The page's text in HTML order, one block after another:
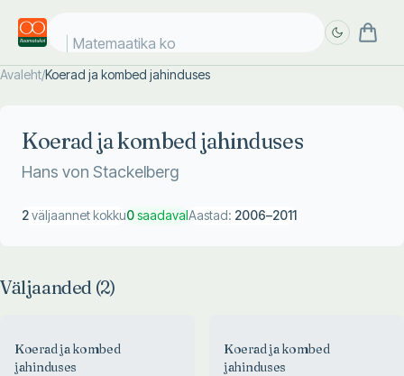
Matemaatika kos
Avaleht/Koerad ja kombed jahinduses
Koerad ja kombed jahinduses
Hans von Stackelberg
2väljaannet kokku0saadavalAastad: 2006–2011
Väljaanded (2)
Koerad ja kombed
jahinduses
Koerad ja kombed
jahinduses